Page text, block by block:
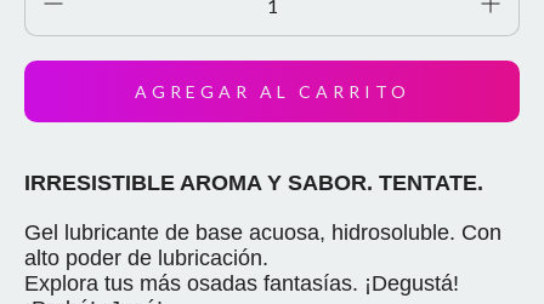
IRRESISTIBLE AROMA Y SABOR. TENTATE.
Gel lubricante de base acuosa, hidrosoluble. Con
alto poder de lubricación.
Explora tus más osadas fantasías. ¡Degustá!